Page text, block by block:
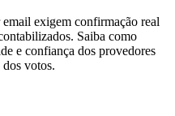
exigem confirmação real
Saiba como
e confiança dos provedores
votos.